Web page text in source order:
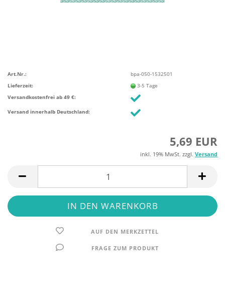
Art.Nr.:
bpa-050-1532501
Lieferzeit:
3-5 Tage
Versandkostenfrei ab 49 €:
Versand innerhalb Deutschland:
5,69 EUR
inkl. 19% MwSt. zzgl. Versand
AUF DEN MERKZETTEL
FRAGE ZUM PRODUKT